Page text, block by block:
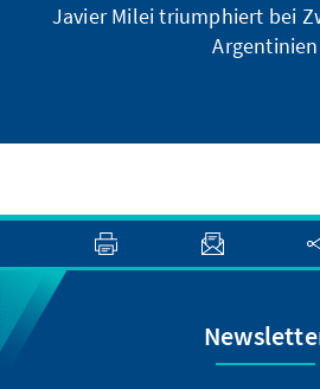
Javier Milei triumphiert bei
Argentinien